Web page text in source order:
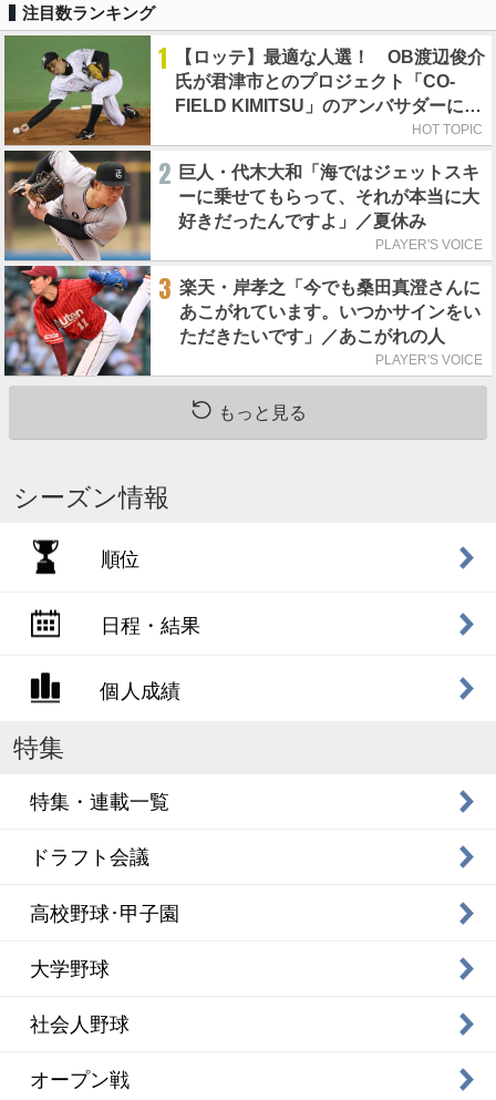
注目数ランキング
1
【ロッテ】最適な人選！ OB渡辺俊介
氏が君津市とのプロジェクト「CO-
FIELD KIMITSU」のアンバサダーに就
HOT TOPIC
2 巨人・代木大和「海ではジェットスキ
ーに乗せてもらって、それが本当に大
好きだったんですよ」／夏休み
PLAYER'S VOICE
3 楽天・岸孝之「今でも桑田真澄さんに
あこがれています。いつかサインをい
ただきたいです」／あこがれの人
PLAYER'S VOICE
もっと見る
シーズン情報
順位
日程・結果
個人成績
特集
特集・連載一覧
ドラフト会議
高校野球･甲子園
大学野球
社会人野球
オープン戦